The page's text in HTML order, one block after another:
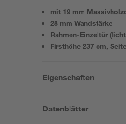
mit 19 mm
28 mm Wandstärke
Rahmen-Einzeltür
Firsthöhe 237 cm,
Eigenschaften
Datenblätter